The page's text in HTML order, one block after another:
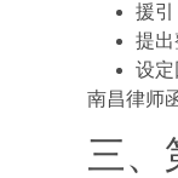
援引
提出
设定
南昌律师
三、